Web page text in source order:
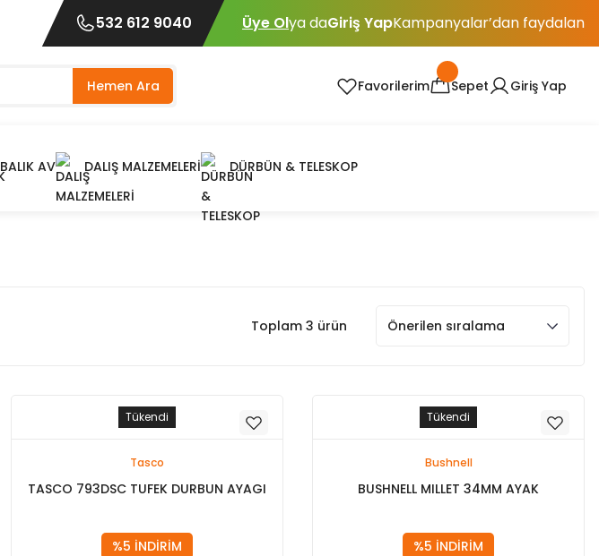
532 612 9040 Üye Olya daGiriş YapKampanyalar’dan faydalan
Hemen Ara Favorilerim Sepet Giriş Yap
BALIK AV DALIŞ MALZEMELERİ DÜRBÜN & TELESKOP
Toplam 3 ürün
Tükendi
Tasco
TASCO 793DSC TUFEK DURBUN AYAGI
%5 İNDİRİM
Tükendi
Bushnell
BUSHNELL MILLET 34MM AYAK
%5 İNDİRİM